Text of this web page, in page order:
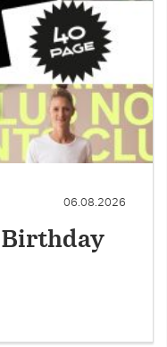
06.08.2026
Birthday